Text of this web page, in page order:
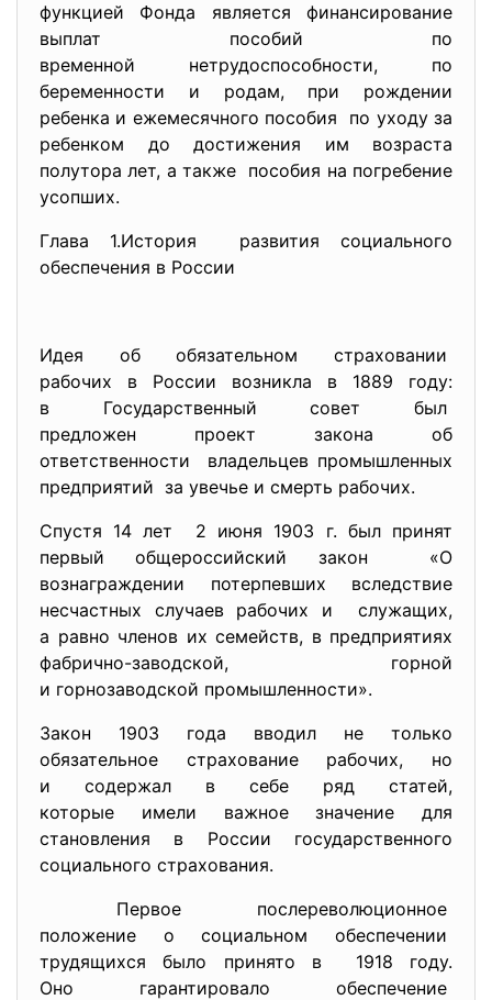
функцией Фонда является финансирование
выплат пособий по
временной нетрудоспособности, по
беременности и родам, при рождении
ребенка и ежемесячного пособия по уходу за
ребенком до достижения им возраста
полутора лет, а также пособия на погребение
усопших.
Глава 1.История развития социального
обеспечения в России
Идея об обязательном страховании
рабочих в России возникла в 1889 году:
в Государственный совет был
предложен проект закона об
ответственности владельцев промышленных
предприятий за увечье и смерть рабочих.
Спустя 14 лет 2 июня 1903 г. был принят
первый общероссийский закон «О
вознаграждении потерпевших вследствие
несчастных случаев рабочих и служащих,
а равно членов их семейств, в предприятиях
фабрично-заводской, горной
и горнозаводской промышленности».
Закон 1903 года вводил не только
обязательное страхование рабочих, но
и содержал в себе ряд статей,
которые имели важное значение для
становления в России государственного
социального страхования.
Первое послереволюционное
положение о социальном обеспечении
трудящихся было принято в 1918 году.
Оно гарантировало обеспечение